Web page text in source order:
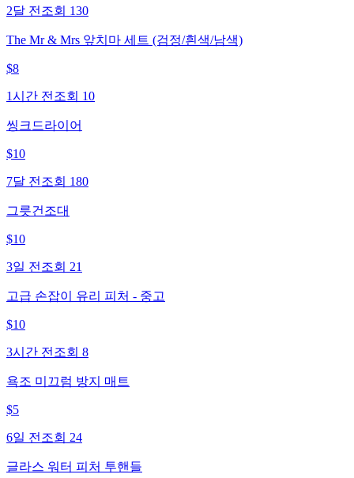
2달 전 조회 130
The Mr & Mrs 앞치마 세트 (검정/흰색/남색)
$8
1시간 전 조회 10
씽크드라이어
$10
7달 전 조회 180
그릇건조대
$10
3일 전 조회 21
고급 손잡이 유리 피처 - 중고
$10
3시간 전 조회 8
욕조 미끄럼 방지 매트
$5
6일 전 조회 24
글라스 워터 피처 투핸들